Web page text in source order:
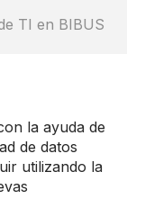
TI en BIBUS
la ayuda de
de datos
utilizando la